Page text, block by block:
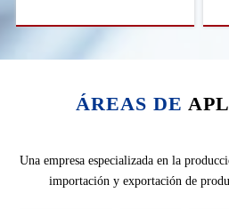
ÁREAS DE
Una empresa especializada en la
importación y exportación de